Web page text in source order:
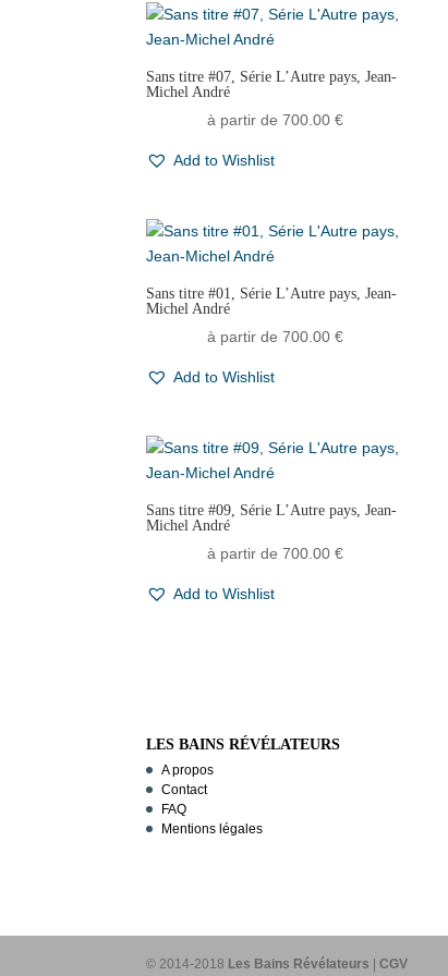
Sans titre #07, Série L’Autre pays, Jean-
Michel André
à partir de700.00€
Add to Wishlist
Sans titre #01, Série L’Autre pays, Jean-
Michel André
à partir de700.00€
Add to Wishlist
Sans titre #09, Série L’Autre pays, Jean-
Michel André
à partir de700.00€
Add to Wishlist
LES BAINS RÉVÉLATEURS
A propos
Contact
FAQ
Mentions légales
© 2014-2018 Les Bains Révélateurs |CGV